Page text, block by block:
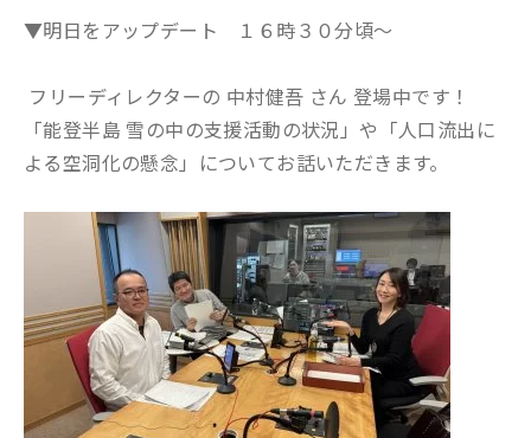
▼明日をアップデート １６時３０分頃～
フリーディレクターの 中村健吾 さん 登場中です！
「能登半島 雪の中の支援活動の状況」や「人口流出に
よる空洞化の懸念」についてお話いただきます。